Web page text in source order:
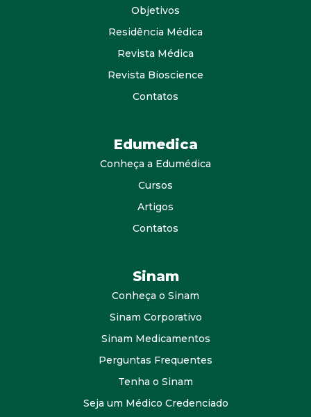
Objetivos
Residência Médica
Revista Médica
Revista Bioscience
Contatos
Edumedica
Conheça a Edumédica
Cursos
Artigos
Contatos
Sinam
Conheça o Sinam
Sinam Corporativo
Sinam Medicamentos
Perguntas Frequentes
Tenha o Sinam
Seja um Médico Credenciado